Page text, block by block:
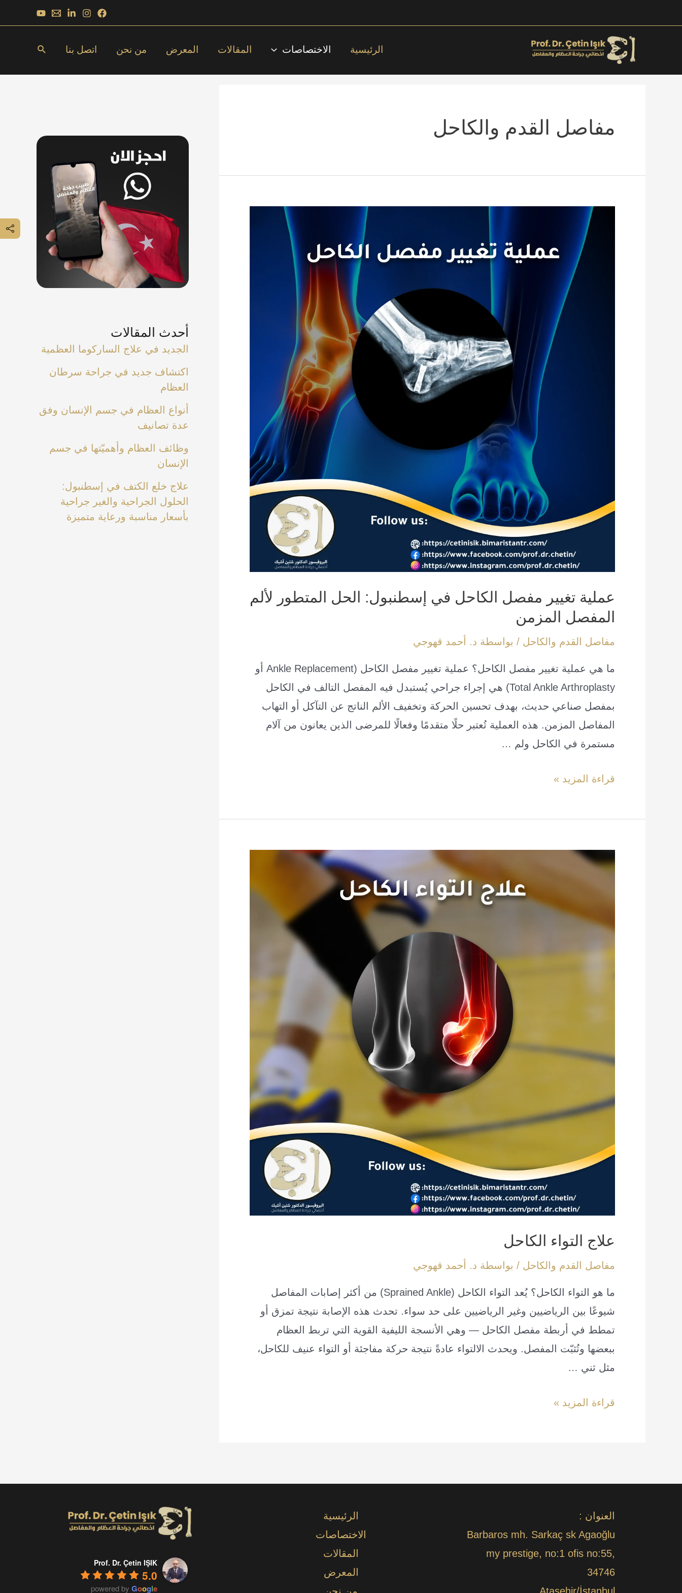
إلى
الرئيسية الاختصاصات المقالات المعرض من نحن اتصل بنا البحث
مفاصل القدم والكاحل
عملية تغيير مفصل الكاحل في إسطنبول: الحل المتطور لألم
المفصل المزمن
مفاصل القدم والكاحل / بواسطة د. أحمد قهوجي
ما هي عملية تغيير مفصل الكاحل؟ عملية تغيير مفصل الكاحل (Ankle Replacement أو
Total Ankle Arthroplasty) هي إجراء جراحي يُستبدل فيه المفصل التالف في الكاحل
بمفصل صناعي حديث، بهدف تحسين الحركة وتخفيف الألم الناتج عن التآكل أو التهاب
المفاصل المزمن. هذه العملية تُعتبر حلًا متقدمًا وفعالًا للمرضى الذين يعانون من آلام
مستمرة في الكاحل ولم …
عملية
في
إسطنبول:
لألم
قراءة المزيد »
علاج التواء الكاحل
مفاصل القدم والكاحل / بواسطة د. أحمد قهوجي
ما هو التواء الكاحل؟ يُعد التواء الكاحل (Sprained Ankle) من أكثر إصابات المفاصل
شيوعًا بين الرياضيين وغير الرياضيين على حد سواء. تحدث هذه الإصابة نتيجة تمزق أو
تمطط في أربطة مفصل الكاحل — وهي الأنسجة الليفية القوية التي تربط العظام
ببعضها وتُثبّت المفصل. ويحدث الالتواء عادةً نتيجة حركة مفاجئة أو التواء عنيف للكاحل،
مثل ثني …
علاج
قراءة المزيد »
أحدث المقالات
الجديد في علاج الساركوما العظمية
اكتشاف جديد في جراحة سرطان
العظام
أنواع العظام في جسم الإنسان وفق
عدة تصانيف
وظائف العظام وأهميّتها في جسم
الإنسان
علاج خلع الكتف في إسطنبول:
الحلول الجراحية والغير جراحية
بأسعار مناسبة ورعاية متميزة
العنوان :
Barbaros mh. Sarkaç sk Agaoğlu
my prestige, no:1 ofis no:55,
34746
الرئيسية
الاختصاصات
المقالات
المعرض
Prof. Dr. Çetin IŞIK
5.0
powered byGoogle